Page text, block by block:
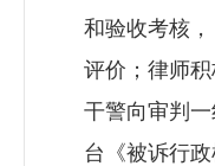
和验收考核
评价；律师
干警向审判
台《被诉行